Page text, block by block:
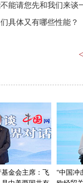
能请您先和我们来
具体又有哪些性能？
家口、朝阳这一带
个六面体，同时沸
矿物有机肥。麦饭
，还有50多种微量
用，是一个药食同
还有一些炊具，麦
饭石的研发与利用，